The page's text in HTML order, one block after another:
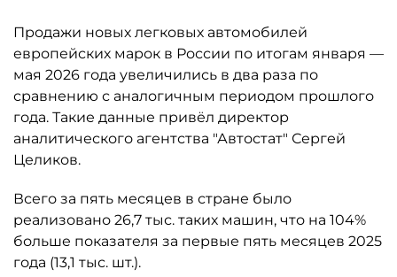
Продажи новых легковых автомобилей
европейских марок в России по итогам января —
мая 2026 года увеличились в два раза по
сравнению с аналогичным периодом прошлого
года. Такие данные привёл директор
аналитического агентства "Автостат" Сергей
Целиков.
Всего за пять месяцев в стране было
реализовано 26,7 тыс. таких машин, что на 104%
больше показателя за первые пять месяцев 2025
года (13,1 тыс. шт.).